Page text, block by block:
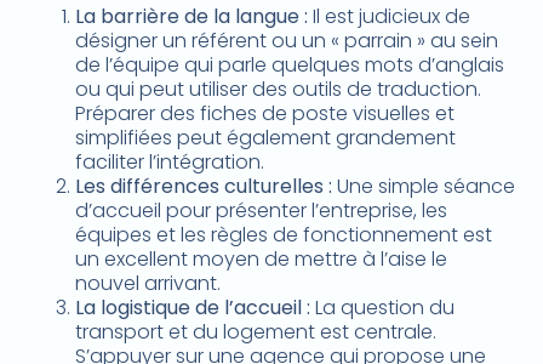
La barrière de la langue : Il est judicieux de
désigner un référent ou un « parrain » au sein
de l’équipe qui parle quelques mots d’anglais
ou qui peut utiliser des outils de traduction.
Préparer des fiches de poste visuelles et
simplifiées peut également grandement
faciliter l’intégration.
Les différences culturelles : Une simple séance
d’accueil pour présenter l’entreprise, les
équipes et les règles de fonctionnement est
un excellent moyen de mettre à l’aise le
nouvel arrivant.
La logistique de l’accueil : La question du
transport et du logement est centrale.
S’appuyer sur une agence qui propose une